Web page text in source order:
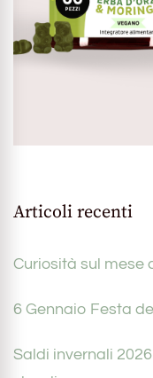
Articoli recenti
Curiosità sul mese
6 Gennaio Festa
Saldi invernali